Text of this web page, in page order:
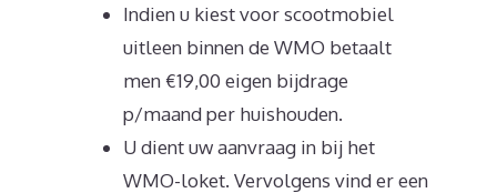
Indien u kiest voor scootmobiel
uitleen binnen de WMO betaalt
men €19,00 eigen bijdrage
p/maand per huishouden.
U dient uw aanvraag in bij het
WMO-loket. Vervolgens vind er een